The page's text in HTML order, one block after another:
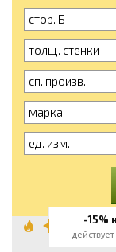
стор. Б
толщ. стенки
сп. произв.
марка
ед. изм.
-15%